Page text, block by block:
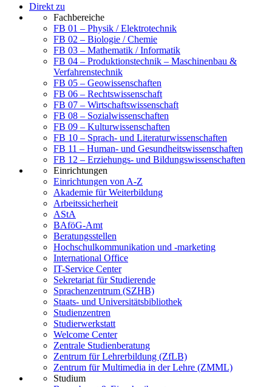
Direkt zu
Fachbereiche
FB 01 – Physik / Elektrotechnik
FB 02 – Biologie / Chemie
FB 03 – Mathematik / Informatik
FB 04 – Produktionstechnik – Maschinenbau &
Verfahrenstechnik
FB 05 – Geowissenschaften
FB 06 – Rechtswissenschaft
FB 07 – Wirtschaftswissenschaft
FB 08 – Sozialwissenschaften
FB 09 – Kulturwissenschaften
FB 10 – Sprach- und Literaturwissenschaften
FB 11 – Human- und Gesundheitswissenschaften
FB 12 – Erziehungs- und Bildungswissenschaften
Einrichtungen
Einrichtungen von A-Z
Akademie für Weiterbildung
Arbeitssicherheit
AStA
BAföG-Amt
Beratungsstellen
Hochschulkommunikation und -marketing
International Office
IT-Service Center
Sekretariat für Studierende
Sprachenzentrum (SZHB)
Staats- und Universitätsbibliothek
Studienzentren
Studierwerkstatt
Welcome Center
Zentrale Studienberatung
Zentrum für Lehrerbildung (ZfLB)
Zentrum für Multimedia in der Lehre (ZMML)
Studium